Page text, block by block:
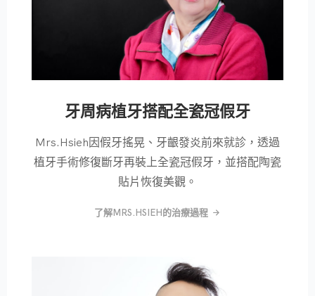
牙周病植牙搭配全瓷冠假牙
Mrs.Hsieh因假牙搖晃、牙齦發炎前來就診，透過
植牙手術修復斷牙再裝上全瓷冠假牙，並搭配陶瓷
貼片恢復美觀。
了解MRS.HSIEH的治療過程